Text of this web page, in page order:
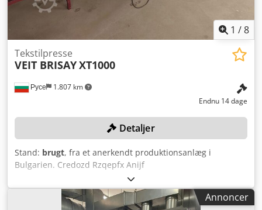
1 /8
Русе 1.807 km
Tekstilpresse
VEIT BRISAYXT1000
Endnu 14 dage
Detaljer
Stand: brugt, fra et anerkendt produktionsanlæg i
Bulgarien. Credozd Rzqepfx Anijf
Annoncer